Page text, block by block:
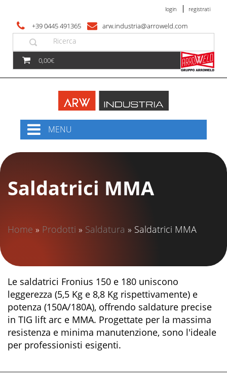
+39 0445 491365 arw.industria@arroweld.com
login registrati
0,00€
MENU
Saldatrici MMA
Home » Prodotti » Saldatura » Saldatrici MMA
Le saldatrici Fronius 150 e 180 uniscono
leggerezza (5,5 Kg e 8,8 Kg rispettivamente) e
potenza (150A/180A), offrendo saldature precise
in TIG lift arc e MMA. Progettate per la massima
resistenza e minima manutenzione, sono l'ideale
per professionisti esigenti.